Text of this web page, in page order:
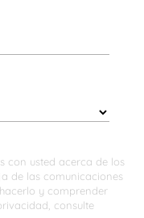
con usted acerca de los
de las comunicaciones
y comprender
consulte